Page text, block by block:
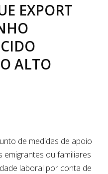
EXPORT
ALTO
de medidas de apoio
ou familiares
laboral por conta de